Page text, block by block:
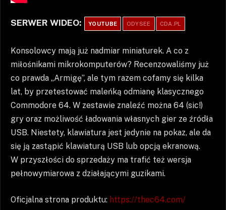
SERWER WIDEO: YOUTUBE ODYSEE CDA.PL
Konsolowcy mają już nadmiar miniaturek. A co z
miłośnikami mikrokomputerów? Recenzowaliśmy już
co prawda „Armigę”, ale tym razem cofamy się kilka
lat, by przetestować maleńką odmianę klasycznego
Commodore 64. W zestawie znaleźć można 64 (sic!)
gry oraz możliwość ładowania własnych gier ze źródła
USB. Niestety, klawiatura jest jedynie na pokaz, ale da
się ją zastąpić klawiaturą USB lub opcją ekranową.
W przyszłości do sprzedaży ma trafić też wersja
pełnowymiarowa z działającymi guzikami.
Oficjalna strona produktu: https://thec64.com/